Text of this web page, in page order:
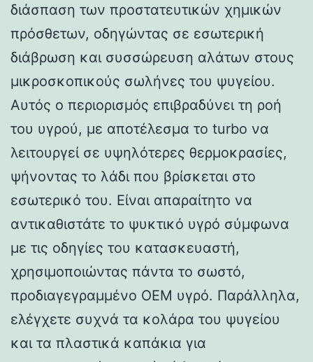
διάσπαση των προστατευτικών χημικών
πρόσθετων, οδηγώντας σε εσωτερική
διάβρωση και συσσώρευση αλάτων στους
μικροσκοπικούς σωλήνες του ψυγείου.
Αυτός ο περιορισμός επιβραδύνει τη ροή
του υγρού, με αποτέλεσμα το turbo να
λειτουργεί σε υψηλότερες θερμοκρασίες,
ψήνοντας το λάδι που βρίσκεται στο
εσωτερικό του. Είναι απαραίτητο να
αντικαθιστάτε το ψυκτικό υγρό σύμφωνα
με τις οδηγίες του κατασκευαστή,
χρησιμοποιώντας πάντα το σωστό,
προδιαγεγραμμένο OEM υγρό. Παράλληλα,
ελέγχετε συχνά τα κολάρα του ψυγείου
και τα πλαστικά καπάκια για